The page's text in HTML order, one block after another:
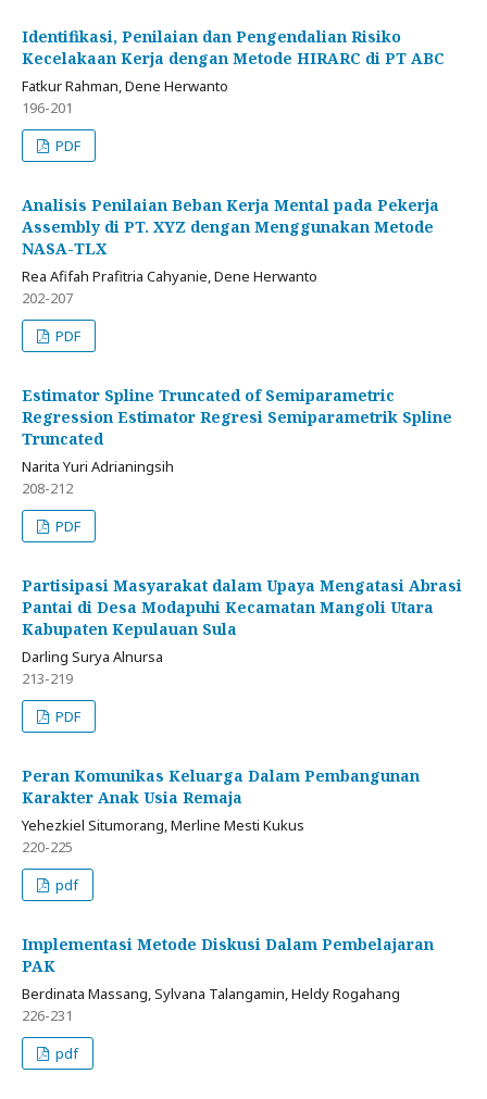
Identifikasi, Penilaian dan Pengendalian Risiko
Kecelakaan Kerja dengan Metode HIRARC di PT ABC
Fatkur Rahman, Dene Herwanto
196-201
PDF
Analisis Penilaian Beban Kerja Mental pada Pekerja
Assembly di PT. XYZ dengan Menggunakan Metode
NASA-TLX
Rea Afifah Prafitria Cahyanie, Dene Herwanto
202-207
PDF
Estimator Spline Truncated of Semiparametric
Regression Estimator Regresi Semiparametrik Spline
Truncated
Narita Yuri Adrianingsih
208-212
PDF
Partisipasi Masyarakat dalam Upaya Mengatasi Abrasi
Pantai di Desa Modapuhi Kecamatan Mangoli Utara
Kabupaten Kepulauan Sula
Darling Surya Alnursa
213-219
PDF
Peran Komunikas Keluarga Dalam Pembangunan
Karakter Anak Usia Remaja
Yehezkiel Situmorang, Merline Mesti Kukus
220-225
pdf
Implementasi Metode Diskusi Dalam Pembelajaran
PAK
Berdinata Massang, Sylvana Talangamin, Heldy Rogahang
226-231
pdf